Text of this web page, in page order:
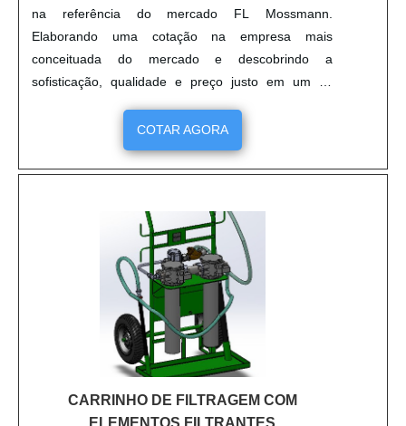
na referência do mercado FL Mossmann.
Elaborando uma cotação na empresa mais
conceituada do mercado e descobrindo a
sofisticação, qualidade e preço justo em um só
lugar. Quando o assunto é dubladora têxtil, com os
melhores profissionais da FL Mossmann alcançará
precisão com comprometimento com os resultados
dos clientes.UM POUCO MAIS SOBRE
de demonstrar competência e excelência em sua
área de atuação. A FL Mossmann canaliza seus
recursos em criar aos parceiros uma estrutura
com: Tecnologia de ponta; Escritório de alta
qualidade onde são realizadas as atividades; 12
anos de experiência. Tudo pensando em dubladora
tipo têxtil com ótima qualidade. Ainda focando na
qualidade em dubladora têxtil, deve-se ter a
exatidão em orçar com empresas que prezam por
produtos e serviços que tenham ótima qualidade e
COTAR AGORA
CARRINHO DE FILTRAGEM COM
ELEMENTOS FILTRANTES